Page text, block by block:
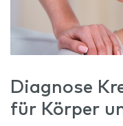
Diagnose
für Körper